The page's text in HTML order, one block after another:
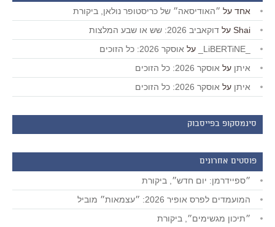
אחד על ״האודיסאה״ של כריסטופר נולאן, ביקורת
Shai על דוקאביב 2026: שש או שבע המלצות
על אוסקר 2026: כל הזוכים
איתן על אוסקר 2026: כל הזוכים
איתן על אוסקר 2026: כל הזוכים
סינמסקופ בפייסבוק
פוסטים אחרונים
״ספיידרמן: יום חדש״, ביקורת
המועמדים לפרס אופיר 2026: ״עצמאות״ מוביל
״תיכון מגשימים״, ביקורת